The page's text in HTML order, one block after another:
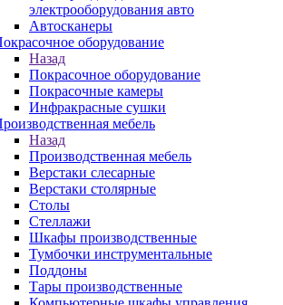
электрооборудования авто
Автосканеры
оборудование
Назад
Покрасочное оборудование
Покрасочные камеры
Инфракрасные сушки
мебель
Назад
Производственная мебель
Верстаки слесарные
Верстаки столярные
Столы
Стеллажи
Шкафы производственные
Тумбочки инструментальные
Поддоны
Тары производственные